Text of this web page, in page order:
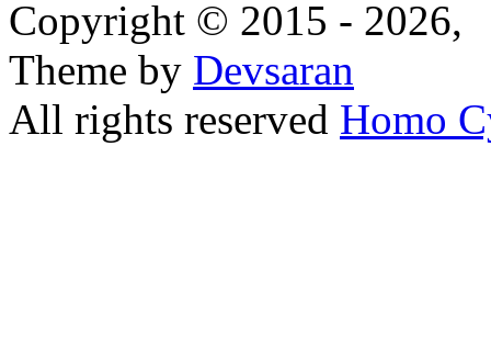
Copyright © 2015 - 2026,
Theme by Devsaran
All rights reserved Homo